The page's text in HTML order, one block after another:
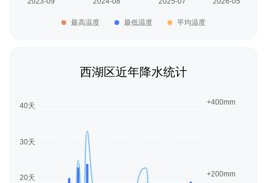
最高温度 最低温度 平均温度
西湖区近年降水统计